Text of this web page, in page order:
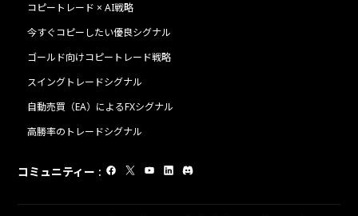
コピートレード × AI戦略
今すぐコピーしたい優良シグナル
ゴールド向けコピートレード戦略
スイングトレードシグナル
自動売買（EA）によるFXシグナル
高勝率のトレードシグナル
コミュニティー :